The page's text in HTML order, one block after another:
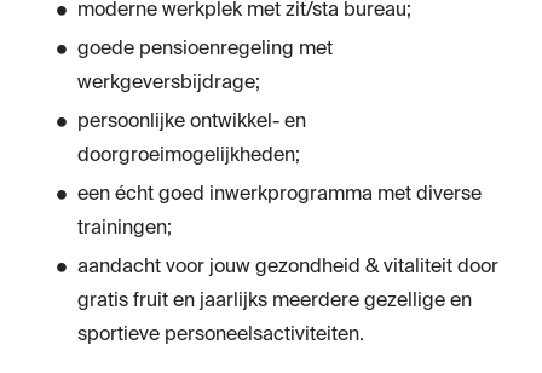
moderne werkplek met zit/sta bureau;
goede pensioenregeling met
werkgeversbijdrage;
persoonlijke ontwikkel- en
doorgroeimogelijkheden;
een écht goed inwerkprogramma met diverse
trainingen;
aandacht voor jouw gezondheid & vitaliteit door
gratis fruit en jaarlijks meerdere gezellige en
sportieve personeelsactiviteiten.